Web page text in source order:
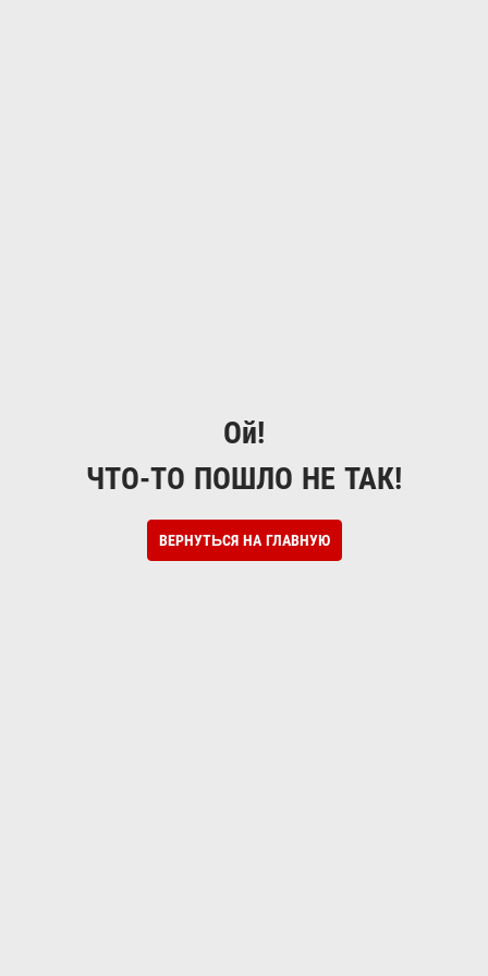
Ой!
ЧТО-ТО ПОШЛО НЕ ТАК!
ВЕРНУТЬСЯ НА ГЛАВНУЮ